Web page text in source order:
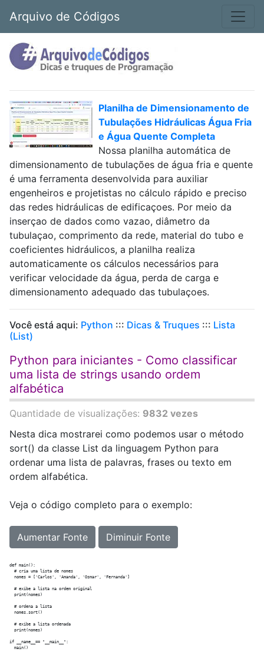
Arquivo de Códigos
Planilha de Dimensionamento de
Tubulações Hidráulicas Água Fria
e Água Quente Completa
Nossa planilha automática de
dimensionamento de tubulações de água fria e quente
é uma ferramenta desenvolvida para auxiliar
engenheiros e projetistas no cálculo rápido e preciso
das redes hidráulicas de edificaçoes. Por meio da
inserçao de dados como vazao, diâmetro da
tubulaçao, comprimento da rede, material do tubo e
coeficientes hidráulicos, a planilha realiza
automaticamente os cálculos necessários para
verificar velocidade da água, perda de carga e
dimensionamento adequado das tubulaçoes.
Você está aqui: Python ::: Dicas & Truques ::: Lista
(List)
Python para iniciantes - Como classificar
uma lista de strings usando ordem
alfabética
Quantidade de visualizações: 9832 vezes
Nesta dica mostrarei como podemos usar o método
sort() da classe List da linguagem Python para
ordenar uma lista de palavras, frases ou texto em
ordem alfabética.
Veja o código completo para o exemplo:
Aumentar Fonte Diminuir Fonte
def main():
  # cria uma lista de nomes
  nomes = ['Carlos', 'Amanda', 'Osmar', 'Fernanda']
  # exibe a lista na ordem original
  print(nomes)
  # ordena a lista
  nomes.sort()
  # exibe a lista ordenada
  print(nomes)
if __name__== "__main__":